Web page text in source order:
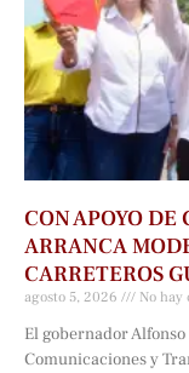
CON APOYO
ARRANCA
CARRETEROS
agosto 5, 2026 No hay
El gobernador
Comunicaciones y